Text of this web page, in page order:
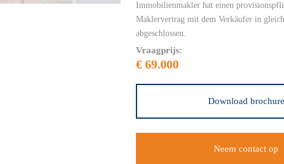
Immobilienmakler hat einen
Maklervertrag mit dem Verkäufer in
abgeschlossen.
Vraagprijs:
€ 69.000
Download brochure
Neem contact op